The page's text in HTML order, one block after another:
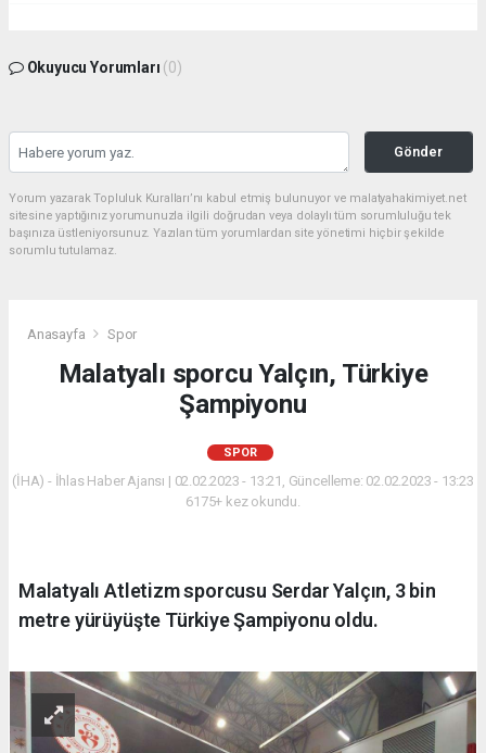
Okuyucu Yorumları (0)
Gönder
Yorum yazarak Topluluk Kuralları’nı kabul etmiş bulunuyor ve malatyahakimiyet.net
sitesine yaptığınız yorumunuzla ilgili doğrudan veya dolaylı tüm sorumluluğu tek
başınıza üstleniyorsunuz. Yazılan tüm yorumlardan site yönetimi hiçbir şekilde
sorumlu tutulamaz.
Anasayfa Spor
Malatyalı sporcu Yalçın, Türkiye
Şampiyonu
SPOR
(İHA) - İhlas Haber Ajansı | 02.02.2023 - 13:21, Güncelleme: 02.02.2023 - 13:23
6175+ kez okundu.
Malatyalı Atletizm sporcusu Serdar Yalçın, 3 bin
metre yürüyüşte Türkiye Şampiyonu oldu.